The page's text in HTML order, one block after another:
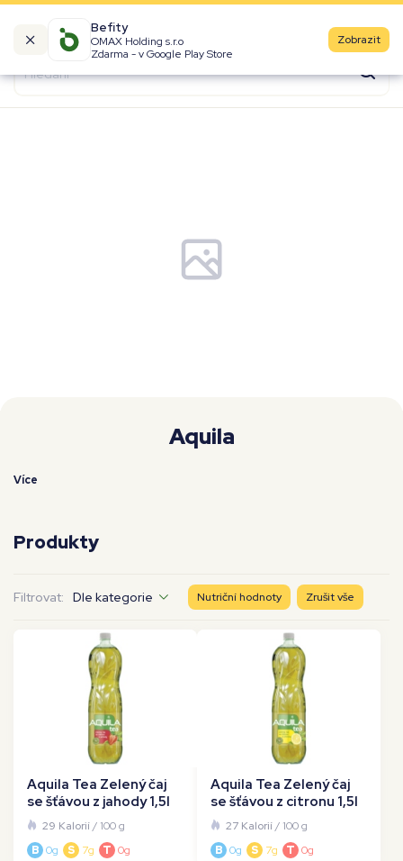
Befity
OMAX Holding s.r.o
Zdarma - v Google Play Store
Zobrazit
Kalorické tabulky
Aquila
Více
Produkty
Filtrovat: Dle kategorie Nutriční hodnoty Zrušit vše
Aquila Tea Zelený čaj
se šťávou z jahody 1,5l
29 Kalorií/ 100 g
B 0g S 7g T 0g
Aquila Tea Zelený čaj
se šťávou z citronu 1,5l
27 Kalorií/ 100 g
B 0g S 7g T 0g